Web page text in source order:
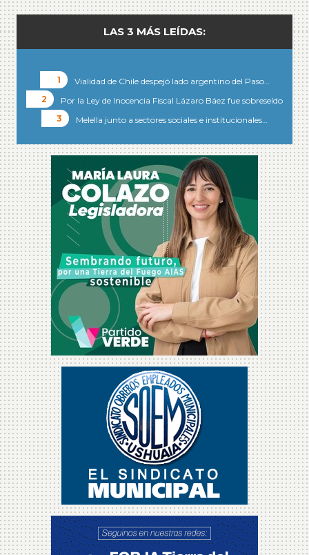
LAS 3 MÁS LEÍDAS:
Vialidad de Chile despejó lado argentino del Paso…
Por la Ley de Inocencia Fiscal Lázaro Báez fue sobreseído
Melella junto a sectores sociales e institucionales…